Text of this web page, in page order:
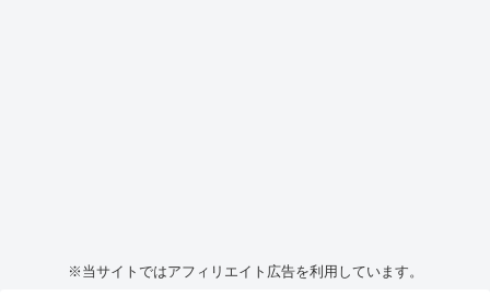
※当サイトではアフィリエイト広告を利用しています。